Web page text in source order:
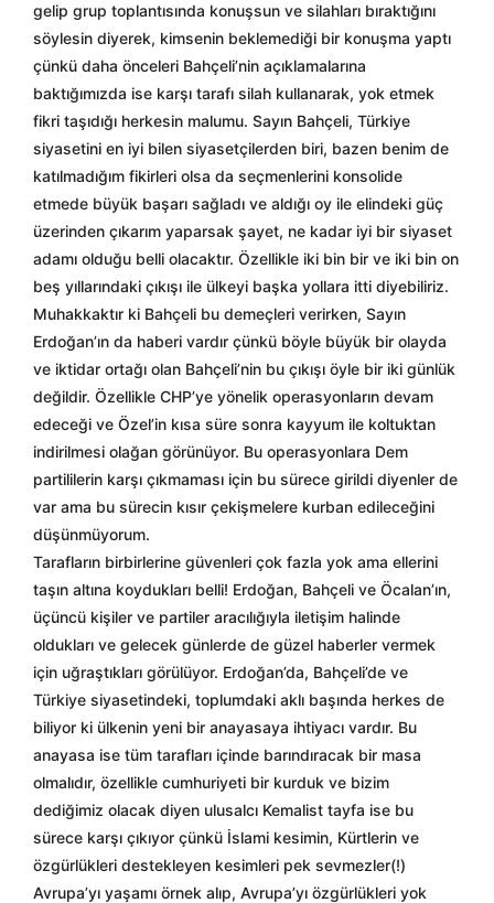
gelip grup toplantısında konuşsun ve silahları bıraktığını
söylesin diyerek, kimsenin beklemediği bir konuşma yaptı
çünkü daha önceleri Bahçeli’nin açıklamalarına
baktığımızda ise karşı tarafı silah kullanarak, yok etmek
fikri taşıdığı herkesin malumu. Sayın Bahçeli, Türkiye
siyasetini en iyi bilen siyasetçilerden biri, bazen benim de
katılmadığım fikirleri olsa da seçmenlerini konsolide
etmede büyük başarı sağladı ve aldığı oy ile elindeki güç
üzerinden çıkarım yaparsak şayet, ne kadar iyi bir siyaset
adamı olduğu belli olacaktır. Özellikle iki bin bir ve iki bin on
beş yıllarındaki çıkışı ile ülkeyi başka yollara itti diyebiliriz.
Muhakkaktır ki Bahçeli bu demeçleri verirken, Sayın
Erdoğan’ın da haberi vardır çünkü böyle büyük bir olayda
ve iktidar ortağı olan Bahçeli’nin bu çıkışı öyle bir iki günlük
değildir. Özellikle CHP’ye yönelik operasyonların devam
edeceği ve Özel’in kısa süre sonra kayyum ile koltuktan
indirilmesi olağan görünüyor. Bu operasyonlara Dem
partililerin karşı çıkmaması için bu sürece girildi diyenler de
var ama bu sürecin kısır çekişmelere kurban edileceğini
düşünmüyorum.
Tarafların birbirlerine güvenleri çok fazla yok ama ellerini
taşın altına koydukları belli! Erdoğan, Bahçeli ve Öcalan’ın,
üçüncü kişiler ve partiler aracılığıyla iletişim halinde
oldukları ve gelecek günlerde de güzel haberler vermek
için uğraştıkları görülüyor. Erdoğan’da, Bahçeli’de ve
Türkiye siyasetindeki, toplumdaki aklı başında herkes de
biliyor ki ülkenin yeni bir anayasaya ihtiyacı vardır. Bu
anayasa ise tüm tarafları içinde barındıracak bir masa
olmalıdır, özellikle cumhuriyeti bir kurduk ve bizim
dediğimiz olacak diyen ulusalcı Kemalist tayfa ise bu
sürece karşı çıkıyor çünkü İslami kesimin, Kürtlerin ve
özgürlükleri destekleyen kesimleri pek sevmezler(!)
Avrupa’yı yaşamı örnek alıp, Avrupa’yı özgürlükleri yok